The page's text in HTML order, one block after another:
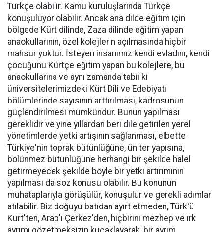
Türkçe olabilir. Kamu kuruluşlarında Türkçe
konuşuluyor olabilir. Ancak ana dilde eğitim için
bölgede Kürt dilinde, Zaza dilinde eğitim yapan
anaokullarının, özel kolejlerin açılmasında hiçbir
mahsur yoktur. İsteyen insanımız kendi evladını, kendi
çocuğunu Kürtçe eğitim yapan bu kolejlere, bu
anaokullarına ve aynı zamanda tabii ki
üniversitelerimizdeki Kürt Dili ve Edebiyatı
bölümlerinde sayısının arttırılması, kadrosunun
güçlendirilmesi mümkündür. Bunun yapılması
gereklidir ve yine yıllardan beri dile getirilen yerel
yönetimlerde yetki artışının sağlanması, elbette
Türkiye'nin toprak bütünlüğüne, üniter yapısına,
bölünmez bütünlüğüne herhangi bir şekilde halel
getirmeyecek şekilde böyle bir yetki artırımının
yapılması da söz konusu olabilir. Bu konunun
muhataplarıyla görüşülür, konuşulur ve gerekli adımlar
atılabilir. Biz doğuyu batıdan ayırt etmeden, Türk'ü
Kürt'ten, Arap'ı Çerkez'den, hiçbirini mezhep ve ırk
ayrımı gözetmeksizin kucaklayarak, bir ayrım